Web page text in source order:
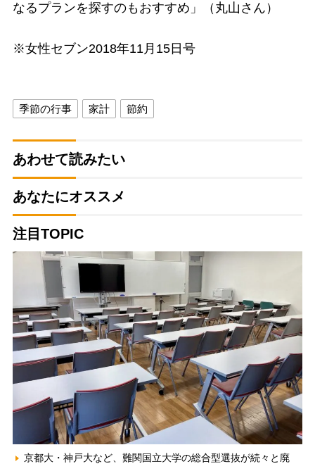
なるプランを探すのもおすすめ」（丸山さん）
※女性セブン2018年11月15日号
季節の行事 家計 節約
あわせて読みたい
あなたにオススメ
注目TOPIC
京都大・神戸大など、難関国立大学の総合型選抜が続々と廃